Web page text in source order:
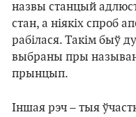
назвы станцый
стан, а ніякіх спроб
рабілася. Такім быў
выбраны пры
прынцып.
Іншая рэч – тыя